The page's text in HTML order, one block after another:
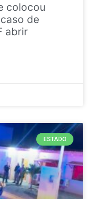
colocou
de
abrir
ESTADO